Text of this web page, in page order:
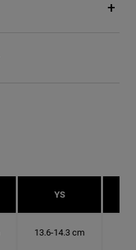
YS
13.6-14.3 cm